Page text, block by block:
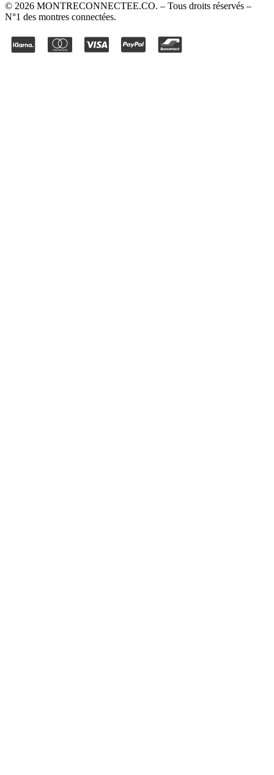
© 2026 MONTRECONNECTEE.CO. – Tous droits réservés –
N°1 des montres connectées.